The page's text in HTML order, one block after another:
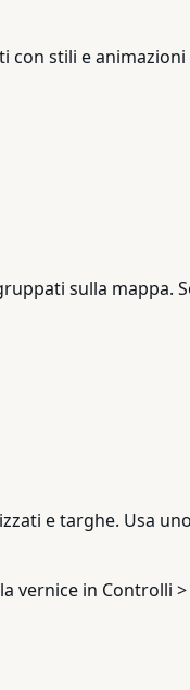
con stili e
sulla mappa.
e targhe. Usa
vernice in Controlli